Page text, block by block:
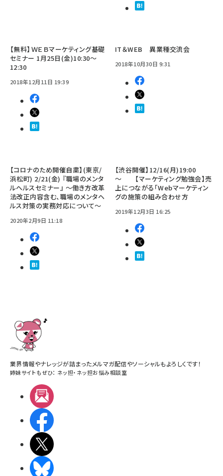
【無料】ＷＥＢマーケティング基礎
セミナー 1月25日(金)10:30～
12:30
2018年12月11日 19:39
IT＆WEB 異業種交流会
2018年10月30日 9:31
【コロナのため開催自粛】(東京/
浜松町) 2/21(金) 『職場のメンタ
ルヘルスセミナー』 ～働き方改革
法改正内容含む、職場のメンタヘ
ルス対策の実務対応について～
2020年2月9日 11:18
【渋谷開催】12/16(月)19:00
～ 【マーケティング勉強会】売
上につながる「Webマーケティン
グの施策の組み合わせ方
2019年12月3日 16:25
業界情報やナレッジが詰まったメルマガ配信やソーシャルもよろしくです！
姉妹サイトもぜひ： ネッ担・ ネッ担お悩み相談室